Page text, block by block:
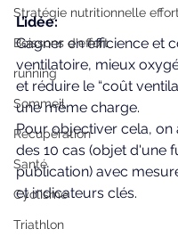
Stratégie nutritionnelle effort
Boissons d'effort
running
Sommeil
Récupération
Santé
Cyclisme
Triathlon
L’idée:
Gagner en efficience et
ventilatoire, mieux
et réduire le “coût
une même charge.
Pour objectiver cela, on
des 10 cas (objet d'une
publication) avec
et indicateurs clés.